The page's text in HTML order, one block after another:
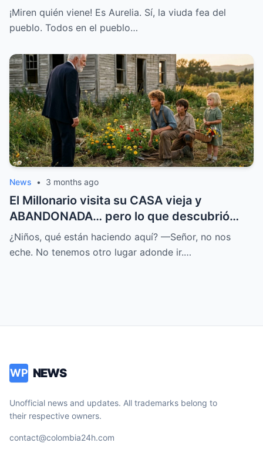
MILLONARIO le Habló
¡Miren quién viene! Es Aurelia. Sí, la viuda fea del
pueblo. Todos en el pueblo…
News • 3 months ago
El Millonario visita su CASA vieja y
ABANDONADA… pero lo que descubrió
CAMBIÓ su DESTINO
¿Niños, qué están haciendo aquí? —Señor, no nos
eche. No tenemos otro lugar adonde ir.…
WP NEWS
Unofficial news and updates. All trademarks belong to
their respective owners.
contact@colombia24h.com